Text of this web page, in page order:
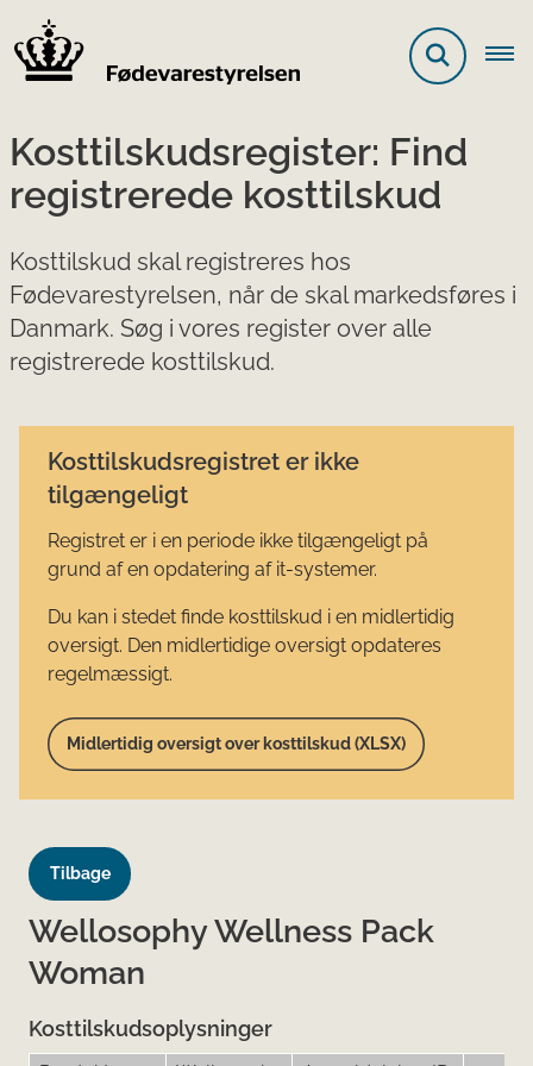
Kosttilskudsregister: Find
registrerede kosttilskud
Kosttilskud skal registreres hos
Fødevarestyrelsen, når de skal markedsføres i
Danmark. Søg i vores register over alle
registrerede kosttilskud.
Kosttilskudsregistret er ikke
tilgængeligt
Registret er i en periode ikke tilgængeligt på
grund af en opdatering af it-systemer.
Du kan i stedet finde kosttilskud i en midlertidig
oversigt. Den midlertidige oversigt opdateres
regelmæssigt.
Midlertidig oversigt over kosttilskud (XLSX)
Tilbage
Wellosophy Wellness Pack
Woman
Kosttilskudsoplysninger